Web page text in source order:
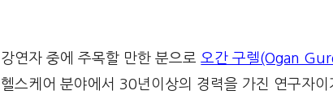
강연자 중에 주목할 만한 분으로오간 구렐(Ogan
헬스케어 분야에서 30년이상의 경력을 가진 연구자